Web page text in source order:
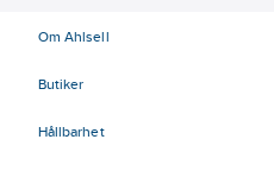
Om Ahlsell
Butiker
Hållbarhet